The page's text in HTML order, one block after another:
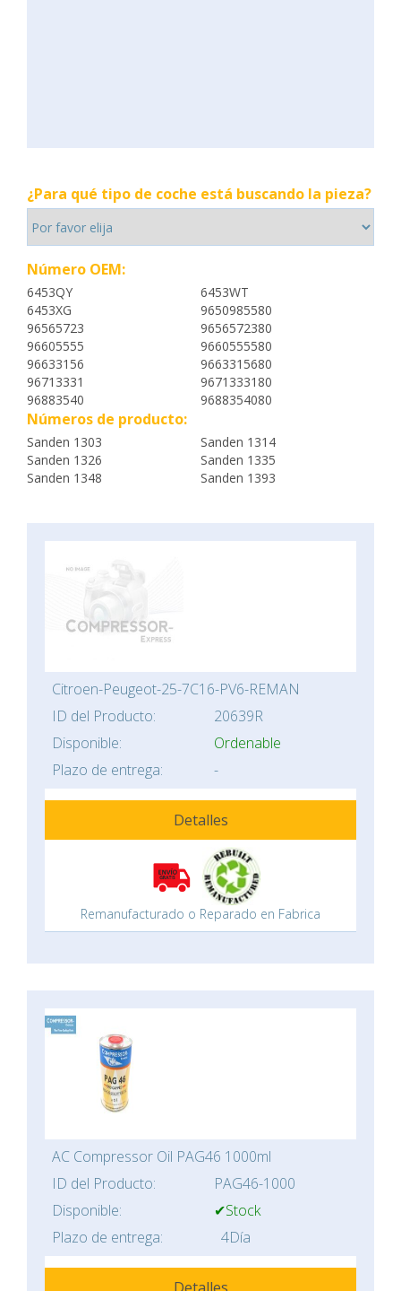
¿Para qué tipo de coche está buscando la pieza?
Número OEM:
6453QY
6453WT
6453XG
9650985580
96565723
9656572380
96605555
9660555580
96633156
9663315680
96713331
9671333180
96883540
9688354080
Números de producto:
Sanden 1303
Sanden 1314
Sanden 1326
Sanden 1335
Sanden 1348
Sanden 1393
Citroen-Peugeot-25-7C16-PV6-REMAN
ID del Producto:
20639R
Disponible:
Ordenable
Plazo de entrega:
-
Detalles
Remanufacturado o Reparado en Fabrica
AC Compressor Oil PAG46 1000ml
ID del Producto:
PAG46-1000
Disponible:
✔Stock
Plazo de entrega:
4Día